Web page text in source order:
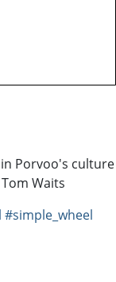
Porvoo's culture
Waits
#simple_wheel